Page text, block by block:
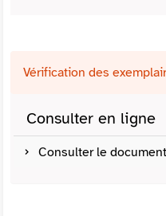
Vérification des
Consulter en ligne
Consulter le document